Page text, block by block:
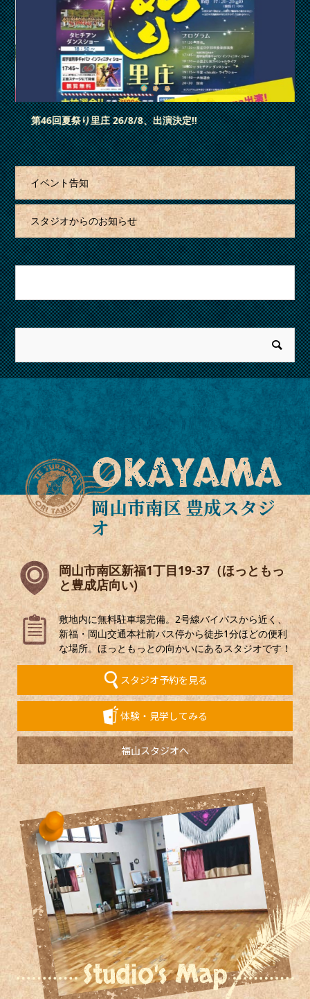
「蓮昌寺夏祭り」 26/7/18、出演決定‼
123
イベント告知
スタジオからのお知らせ
OKAYAMA
岡山市南区 豊成スタジ
オ
岡山市南区新福1丁目19-37（ほっともっ
と豊成店向い)
敷地内に無料駐車場完備。2号線バイパスから近く、
新福・岡山交通本社前バス停から徒歩1分ほどの便利
な場所。ほっともっとの向かいにあるスタジオです！
スタジオ予約を見る
体験・見学してみる
福山スタジオへ
Studio's Map